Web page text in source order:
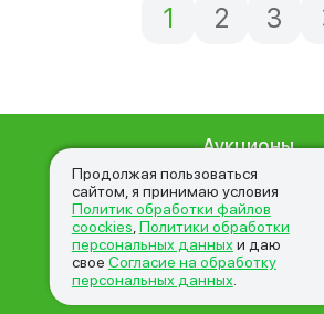
1 2 3
Аукционы
О нас
Вопросы и ответы
Новости
Контакты
Продолжая пользоваться
сайтом, я принимаю условия
Политик обработки файлов
coockies Политики обработки
персональных данныхи даю
свое Согласие на обработку
персональных данных.